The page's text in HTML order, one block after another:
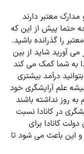
معتبر دارند
حتما پیش از این که
را گذرانده باشید.
می آورید شاید از بین
به شما کمک می کند
درآمد بیشتری
علم آرایشگری خود
به روز نداشته باشند
در کانادا نسبت
کانادا برای
و این باعث می شود تا